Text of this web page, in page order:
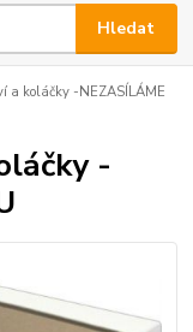
Hledat
a koláčky -NEZASÍLÁME
-